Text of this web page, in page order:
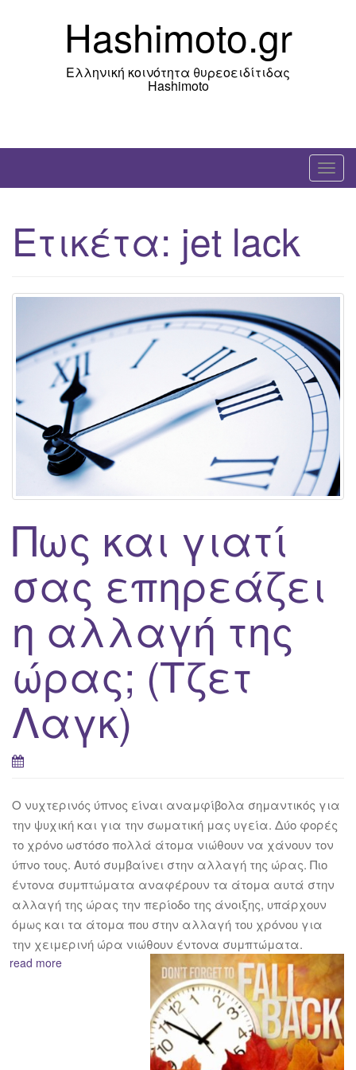
Hashimoto.gr
Ελληνική κοινότητα θυρεοειδίτιδας
Hashimoto
T
o
n
i
g
t
i
o
Ετικέτα: jet lack
Πως και γιατί
σας επηρεάζει
η αλλαγή της
ώρας; (Τζετ
Λαγκ)
Ο νυχτερινός ύπνος είναι αναμφίβολα σημαντικός για
την ψυχική και για την σωματική μας υγεία. Δύο φορές
το χρόνο ωστόσο πολλά άτομα νιώθουν να χάνουν τον
ύπνο τους. Αυτό συμβαίνει στην αλλαγή της ώρας. Πιο
έντονα συμπτώματα αναφέρουν τα άτομα αυτά στην
αλλαγή της ώρας την περίοδο της άνοιξης, υπάρχουν
όμως και τα άτομα που στην αλλαγή του χρόνου για
την χειμερινή ώρα νιώθουν έντονα συμπτώματα.
read more